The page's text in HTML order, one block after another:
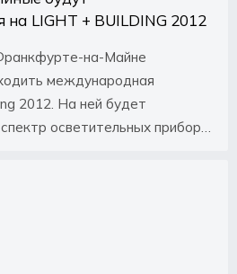
на LIGHT + BUILDING 2012
на-Майне
международная
2012. На ней будет
осветительных приборов